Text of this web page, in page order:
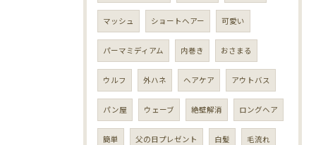
マッシュ ショートヘアー 可愛い
パーマミディアム 内巻き おさまる
ウルフ 外ハネ ヘアケア アウトバス
パン屋 ウェーブ 絶壁解消 ロングヘア
簡単 父の日プレゼント 白髪 毛流れ